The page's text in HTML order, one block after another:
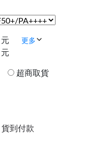
更多
超商取貨
到付款